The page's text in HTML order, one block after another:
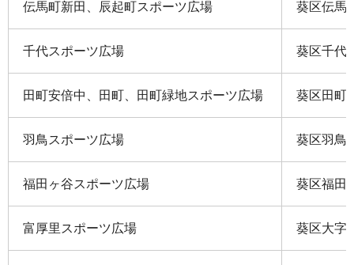
伝馬町新田、辰起町スポーツ広場 葵区伝馬
千代スポーツ広場 葵区千代
田町安倍中、田町、田町緑地スポーツ広場 葵区田町
羽鳥スポーツ広場 葵区羽鳥
福田ヶ谷スポーツ広場 葵区福田
富厚里スポーツ広場 葵区大字